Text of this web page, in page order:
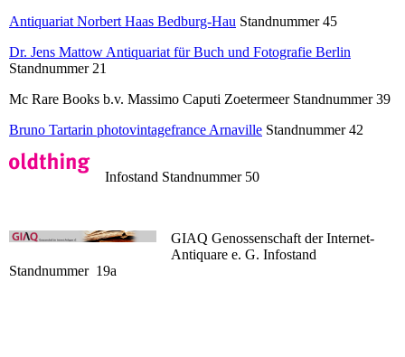
Antiquariat Norbert Haas Bedburg-Hau Standnummer 45
Dr. Jens Mattow Antiquariat für Buch und Fotografie Berlin
Standnummer 21
Mc Rare Books b.v. Massimo Caputi Zoetermeer Standnummer 39
Bruno Tartarin photovintagefrance Arnaville Standnummer 42
Infostand Standnummer 50
GIAQ Genossenschaft der Internet-
Antiquare e. G. Infostand
Standnummer 19a